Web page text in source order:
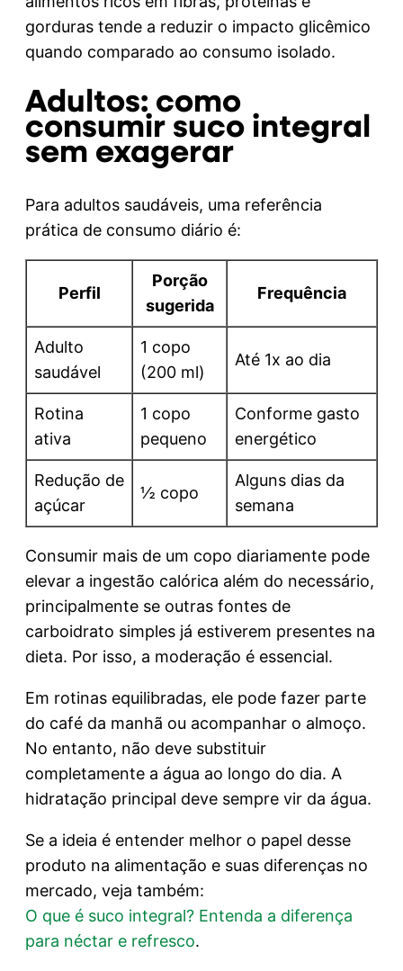
gorduras tende a reduzir o impacto glicêmico
quando comparado ao consumo isolado.
Adultos: como
consumir suco integral
sem exagerar
Para adultos saudáveis, uma referência
prática de consumo diário é:
Perfil
Porção
sugerida
Frequência
Adulto
saudável
1 copo
(200 ml)
Até 1x ao dia
Rotina
ativa
1 copo
pequeno
Conforme gasto
energético
Redução de
açúcar
½ copo
Alguns dias da
semana
Consumir mais de um copo diariamente pode
elevar a ingestão calórica além do necessário,
principalmente se outras fontes de
carboidrato simples já estiverem presentes na
dieta. Por isso, a moderação é essencial.
Em rotinas equilibradas, ele pode fazer parte
do café da manhã ou acompanhar o almoço.
No entanto, não deve substituir
completamente a água ao longo do dia. A
hidratação principal deve sempre vir da água.
Se a ideia é entender melhor o papel desse
produto na alimentação e suas diferenças no
mercado, veja também:
O que é suco integral? Entenda a diferença
para néctar e refresco.